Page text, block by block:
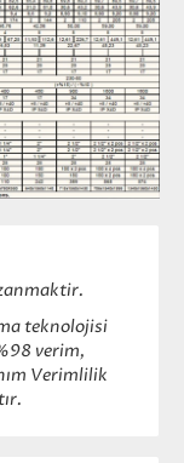
teknolojisi
verim,
Verimlilik